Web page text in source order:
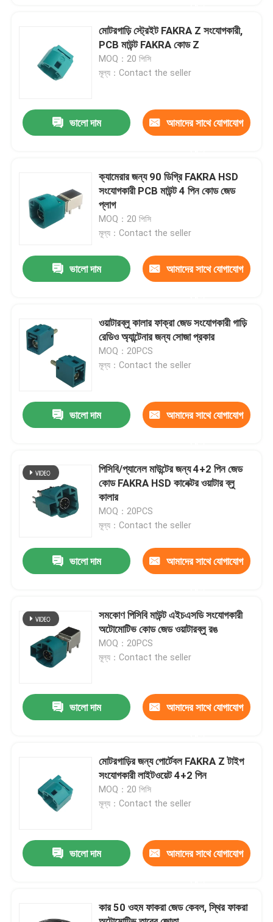
বাড়ি
ভিডিও
কারখানা ভ্রমণ
যোগাযোগ করুন
উদ্ধৃতির জন্য আবেদন
FAKRA PCB সংযোগকারী
মোটরগাড়ি স্ট্রেইট FAKRA Z সংযোগকারী,
PCB মাউন্ট FAKRA কোড Z
MOQ：20 পিসি
মূল্য：Contact the seller
ভালো দাম আমাদের সাথে যোগাযোগ
ক্যামেরার জন্য 90 ডিগ্রি FAKRA HSD
সংযোগকারী PCB মাউন্ট 4 পিন কোড জেড
প্লাগ
MOQ：20 পিসি
মূল্য：Contact the seller
ভালো দাম আমাদের সাথে যোগাযোগ
ওয়াটারব্লু কালার ফাক্রা জেড সংযোগকারী গাড়ি
রেডিও অ্যান্টেনার জন্য সোজা প্রকার
MOQ：20PCS
মূল্য：Contact the seller
ভালো দাম আমাদের সাথে যোগাযোগ
পিসিবি/প্যানেল মাউন্টের জন্য 4+2 পিন জেড
কোড FAKRA HSD কানেক্টর ওয়াটার ব্লু
কালার
MOQ：20PCS
মূল্য：Contact the seller
ভালো দাম আমাদের সাথে যোগাযোগ
সমকোণ পিসিবি মাউন্ট এইচএসডি সংযোগকারী
অটোমোটিভ কোড জেড ওয়াটারব্লু রঙ
MOQ：20PCS
মূল্য：Contact the seller
ভালো দাম আমাদের সাথে যোগাযোগ
মোটরগাড়ির জন্য পোর্টেবল FAKRA Z টাইপ
সংযোগকারী লাইটওয়েট 4+2 পিন
MOQ：20 পিসি
মূল্য：Contact the seller
ভালো দাম আমাদের সাথে যোগাযোগ
কার 50 ওহম ফাকরা জেড কেবল, স্থির ফাকরা